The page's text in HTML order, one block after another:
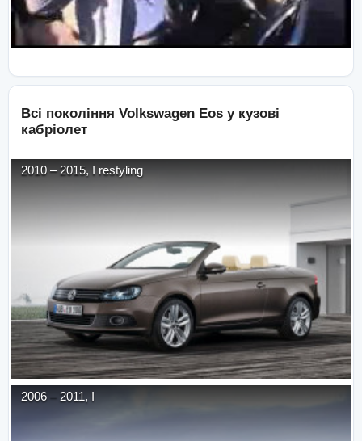
Всі покоління Volkswagen Eos у кузові
кабріолет
2010 – 2015, I restyling
2006 – 2011, I